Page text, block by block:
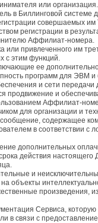
или организация.
в Биллинговой
совершаемых им
регистрации в
Аффилиат-номера.
или привлеченного им
с этим функций.
ее
программ для ЭВМ и
и сети передачи
продвижение и
Аффилиат-
для организации и
содержащее
в соответствии с
дополнительных
действия
и
объекты
Сервиса,
в связи с